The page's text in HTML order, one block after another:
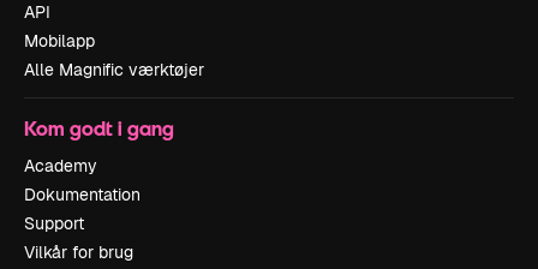
API
Mobilapp
Alle Magnific værktøjer
Kom godt i gang
Academy
Dokumentation
Support
Vilkår for brug